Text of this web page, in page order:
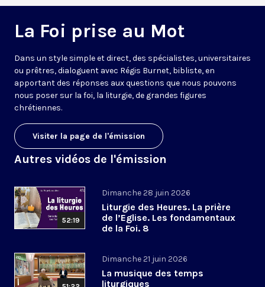
La Foi prise au Mot
Dans un style simple et direct, des spécialistes, universitaires
ou prêtres, dialoguent avec Régis Burnet, bibliste, en
apportant des réponses aux questions que nous pouvons
nous poser sur la foi, la liturgie, de grandes figures
chrétiennes.
Visiter la page de l'émission
Autres vidéos de l'émission
52:19
Dimanche 28 juin 2026
Liturgie des Heures. La prière
de l’Eglise. Les fondamentaux
de la Foi. 8
Dimanche 21 juin 2026
La musique des temps
liturgiques